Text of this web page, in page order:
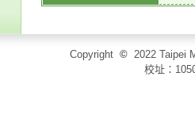
Copyright © 2022 Taipei
校址：